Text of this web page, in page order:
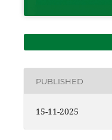
PUBLISHED
15-11-2025